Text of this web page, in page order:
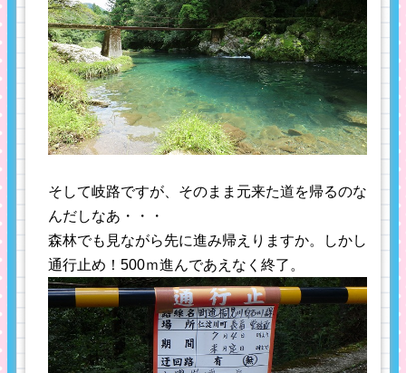
そして岐路ですが、そのまま元来た道を帰るのな
んだしなあ・・・
森林でも見ながら先に進み帰えりますか。しかし
通行止め！500ｍ進んであえなく終了。